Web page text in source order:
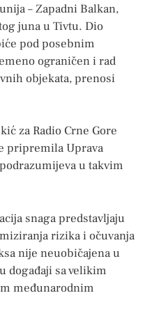
– Zapadni Balkan,
juna u Tivtu. Dio
pod posebnim
ograničen i rad
objekata, prenosi
za Radio Crne Gore
pripremila Uprava
u takvim
snaga predstavljaju
rizika i očuvanja
nije neuobičajena u
događaji sa velikim
međunarodnim